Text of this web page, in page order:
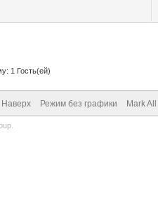
1 Гость(ей)
Наверх Режим без графики Mark